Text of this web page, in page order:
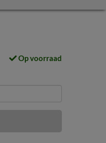
Op voorraad